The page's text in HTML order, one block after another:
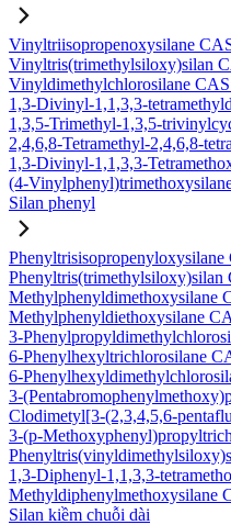
Vinyltriisopropenoxysilane
Vinyltris(trimethylsiloxy)silan
Vinyldimethylchlorosilane
1,3-Divinyl-1,1,3,3-
1,3,5-Trimethyl-1,3,5-
2,4,6,8-Tetramethyl-2,4,6,8-
1,3-Divinyl-1,1,3,3-
(4-
Silan phenyl
Phenyltris(trimethylsiloxy)silan
Methylphenyldimethoxysilane
Methylphenyldiethoxysilane
3-
6-Phenylhexyltrichlorosilane
6-
3-
Clodimetyl[3-(2,3,4,5,6-
3-(p-
1,3-Diphenyl-1,1,3,3-
Methyldiphenylmethoxysilane
Silan kiềm chuỗi dài